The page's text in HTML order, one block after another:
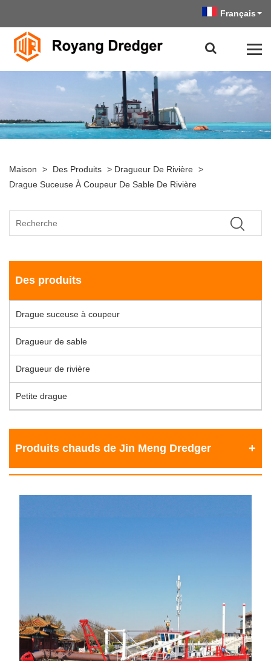
Français
Maison > Des Produits > Dragueur De Rivière >
Drague Suceuse À Coupeur De Sable De Rivière
Des produits
Drague suceuse à coupeur
Dragueur de sable
Dragueur de rivière
Petite drague
Produits chauds de Jin Meng Dredger